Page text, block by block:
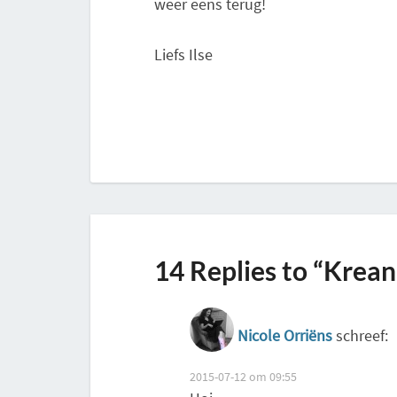
Liefs Ilse
14 Replies to
Nicole Orriënsschreef:
2015-07-12 om 09:55